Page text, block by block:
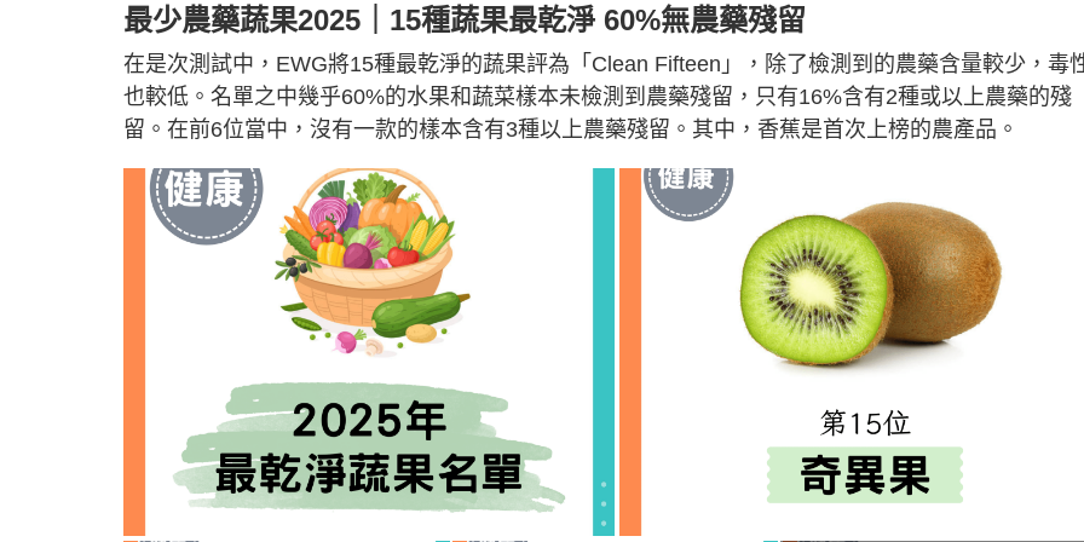
最少農藥蔬果2025｜15種蔬果最乾淨 60%無農藥殘留
在是次測試中，EWG將15種最乾淨的蔬果評為「Clean Fifteen」，除了檢測到的農藥含量較少，毒
也較低。名單之中幾乎60%的水果和蔬菜樣本未檢測到農藥殘留，只有16%含有2種或以上農藥的殘
留。在前6位當中，沒有一款的樣本含有3種以上農藥殘留。其中，香蕉是首次上榜的農產品。